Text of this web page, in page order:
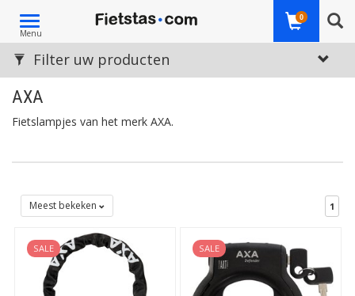
Toggle
navigation
Menu
0
AXA
Fietslampjes van het merk AXA.
Filter uw producten
Meest bekeken 1
SALE SALE